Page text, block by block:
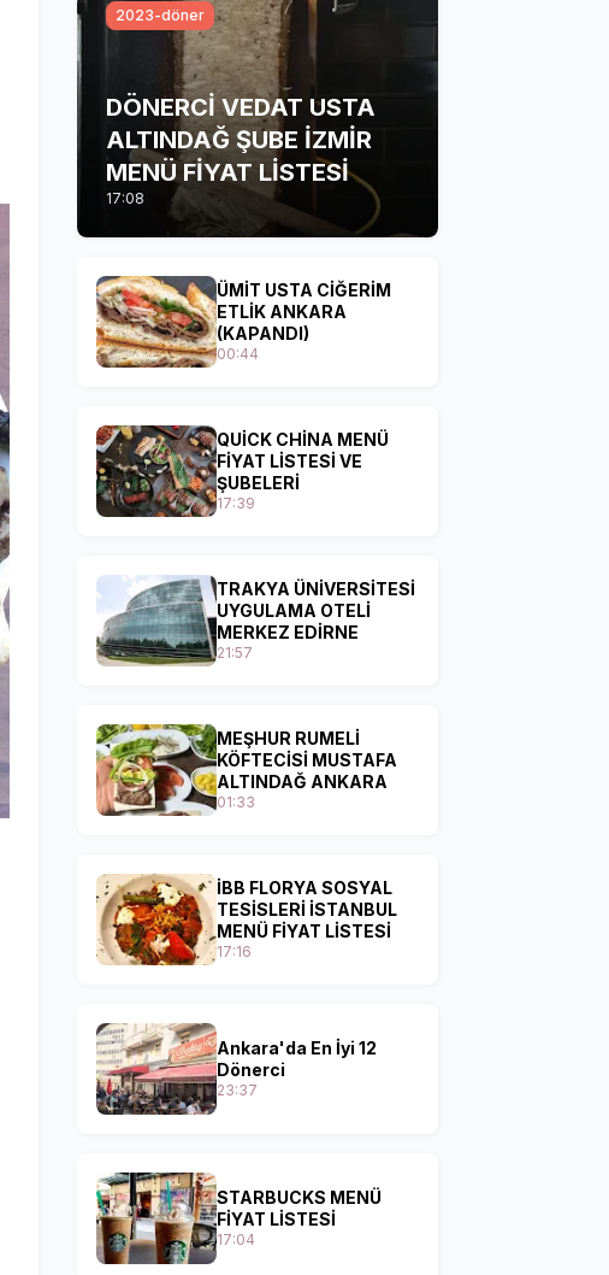
2023-döner
DÖNERCİ VEDAT USTA
ALTINDAĞ ŞUBE İZMİR
MENÜ FİYAT LİSTESİ
17:08
ÜMİT USTA CİĞERİM
ETLİK ANKARA
(KAPANDI)
00:44
QUİCK CHİNA MENÜ
FİYAT LİSTESİ VE
ŞUBELERİ
17:39
TRAKYA ÜNİVERSİTESİ
UYGULAMA OTELİ
MERKEZ EDİRNE
21:57
MEŞHUR RUMELİ
KÖFTECİSİ MUSTAFA
ALTINDAĞ ANKARA
01:33
İBB FLORYA SOSYAL
TESİSLERİ İSTANBUL
MENÜ FİYAT LİSTESİ
17:16
Ankara'da En İyi 12
Dönerci
23:37
STARBUCKS MENÜ
FİYAT LİSTESİ
17:04